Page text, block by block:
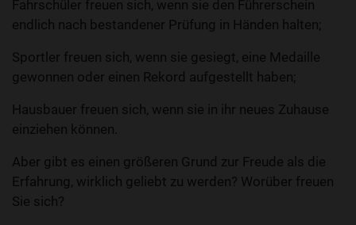
Fahrschüler freuen sich, wenn sie den Führerschein
endlich nach bestandener Prüfung in Händen halten;
Sportler freuen sich, wenn sie gesiegt, eine Medaille
gewonnen oder einen Rekord aufgestellt haben;
Hausbauer freuen sich, wenn sie in ihr neues Zuhause
einziehen können.
Aber gibt es einen größeren Grund zur Freude als die
Erfahrung, wirklich geliebt zu werden? Worüber freuen
Sie sich?